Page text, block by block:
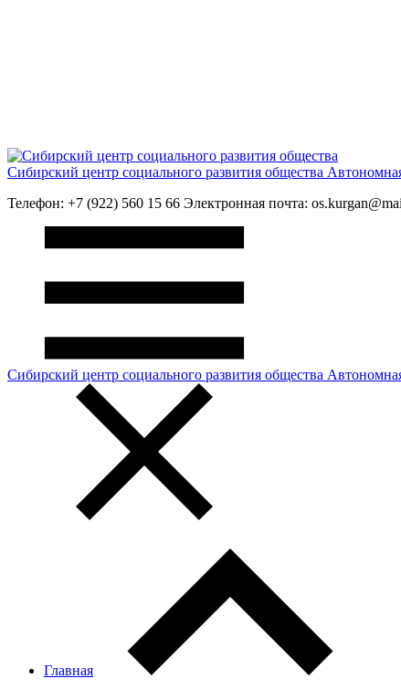
Сибирский центр социального развития общества
Телефон: +7 (922) 560 15 66 Электронная почта:
Сибирский центр социального развития общества
Главная